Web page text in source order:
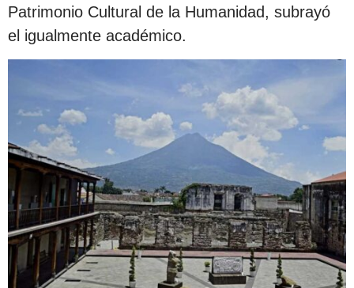
Patrimonio Cultural de la Humanidad, subrayó
el igualmente académico.